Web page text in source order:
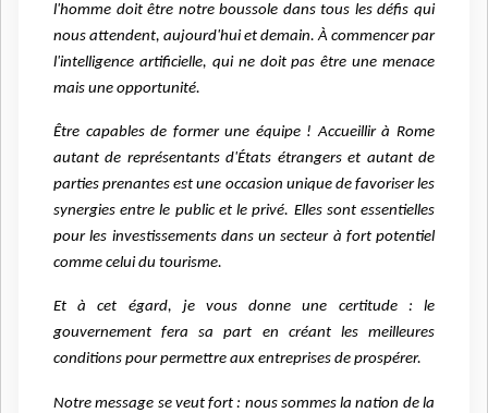
l'homme doit être notre boussole dans tous les défis qui
nous attendent, aujourd'hui et demain. À commencer par
l'intelligence artificielle, qui ne doit pas être une menace
mais une opportunité.
Être capables de former une équipe ! Accueillir à Rome
autant de représentants d'États étrangers et autant de
parties prenantes est une occasion unique de favoriser les
synergies entre le public et le privé. Elles sont essentielles
pour les investissements dans un secteur à fort potentiel
comme celui du tourisme.
Et à cet égard, je vous donne une certitude : le
gouvernement fera sa part en créant les meilleures
conditions pour permettre aux entreprises de prospérer.
Notre message se veut fort : nous sommes la nation de la